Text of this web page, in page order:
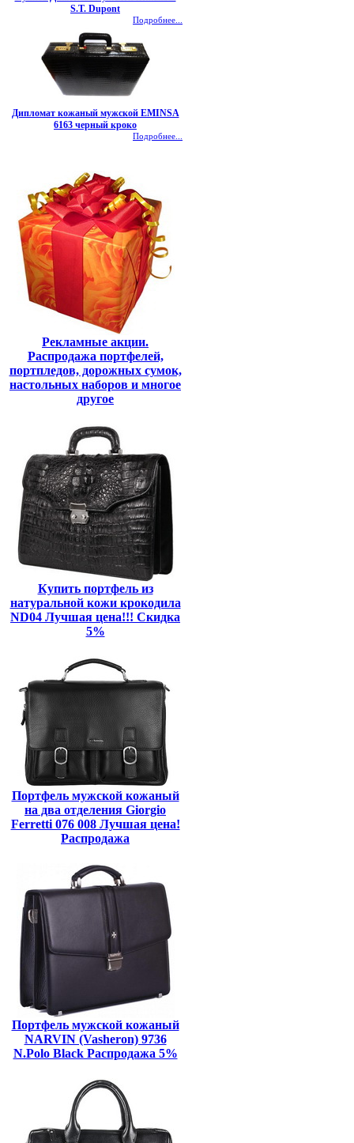
S.T. Dupont
Подробнее...
Дипломат кожаный мужской EMINSA
6163 черный кроко
Подробнее...
Рекламные акции.
Распродажа портфелей,
портпледов, дорожных сумок,
настольных наборов и многое
другое
Купить портфель из
натуральной кожи крокодила
ND04 Лучшая цена!!! Скидка
5%
Портфель мужской кожаный
на два отделения Giorgio
Ferretti 076 008 Лучшая цена!
Распродажа
Портфель мужской кожаный
NARVIN (Vasheron) 9736
N.Polo Black Распродажа 5%